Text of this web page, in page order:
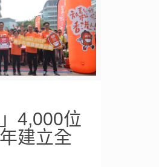
4,000位
建立全